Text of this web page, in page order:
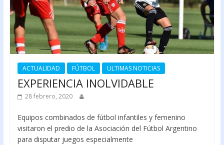
ACTUALIDAD FÚTBOL ULTIMAS NOTICIAS
EXPERIENCIA INOLVIDABLE
28 febrero, 2020
Equipos combinados de fútbol infantiles y femenino
visitaron el predio de la Asociación del Fútbol Argentino
para disputar juegos especialmente